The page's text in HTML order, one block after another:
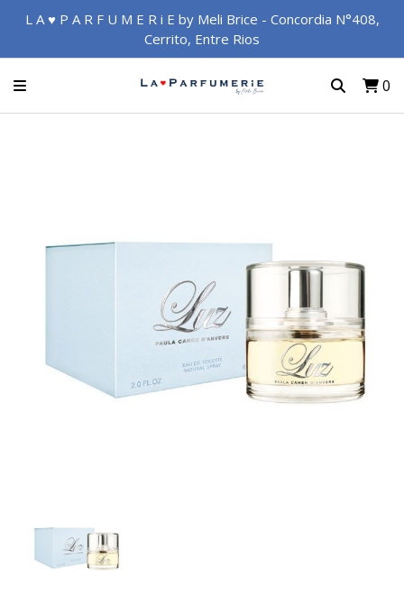
L A ♥ P A R F U M E R i E by Meli Brice - Concordia N°408,
Cerrito, Entre Rios
0